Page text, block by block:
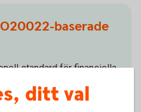
baserade
standard för finansiella
XML-format. Swedbank
betalningsuppdrag och
ditt val